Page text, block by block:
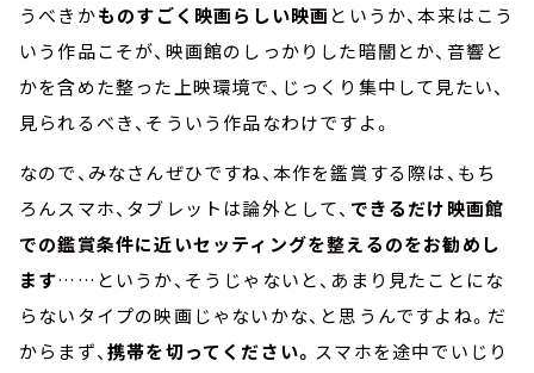
うべきか――ものすごく映画らしい映画 というか、本来はこう
いう作品こそが、映画館のしっかりした暗闇とか、音響と
かを含めた整った上映環境で、じっくり集中して見たい、
見られるべき、そういう作品なわけですよ。
なので、みなさんぜひですね、本作を鑑賞する際は、もち
ろんスマホ、タブレットは論外として、 できるだけ映画館
での鑑賞条件に近いセッティングを整えるのをお勧めし
ます……というか、そうじゃないと、あまり見たことにな
らないタイプの映画じゃないかな、と思うんですよね。だ
からまず、 携帯を切ってください。 スマホを途中でいじり